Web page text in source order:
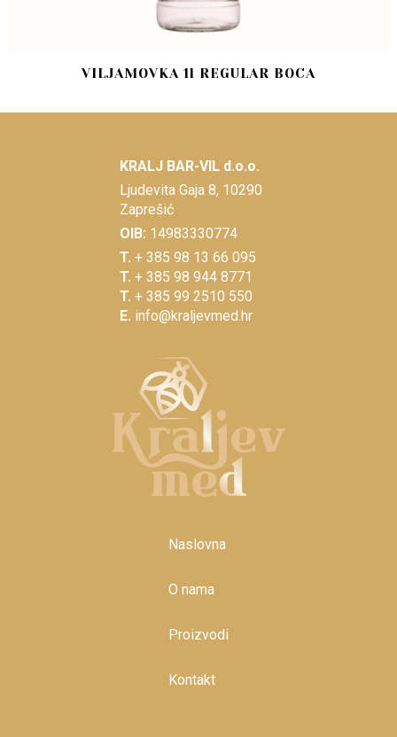
VILJAMOVKA 1l REGULAR BOCA
KRALJ BAR-VIL d.o.o.
Ljudevita Gaja 8, 10290
Zaprešić
OIB: 14983330774
T. + 385 98 13 66 095
T. + 385 98 944 8771
T. + 385 99 2510 550
E. info@kraljevmed.hr
Naslovna
O nama
Proizvodi
Kontakt